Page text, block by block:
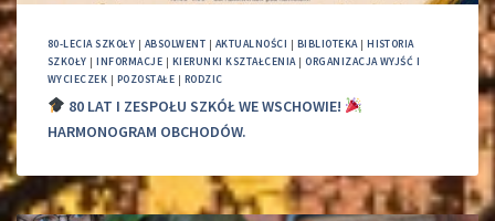
80-LECIA SZKOŁY | ABSOLWENT | AKTUALNOŚCI | BIBLIOTEKA|HISTORIA
SZKOŁY |INFORMACJE | KIERUNKI KSZTAŁCENIA|ORGANIZACJA WYJŚĆ I
WYCIECZEK | POZOSTAŁE | RODZIC
80 LAT I ZESPOŁU SZKÓŁ WE WSCHOWIE!
HARMONOGRAM OBCHODÓW.